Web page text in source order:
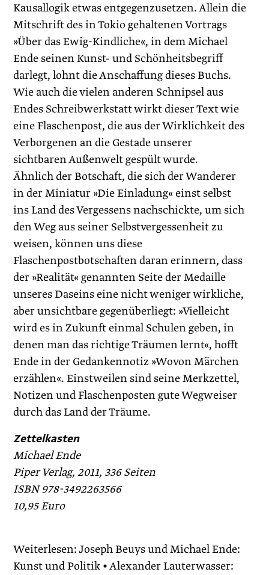
Kausallogik etwas entgegenzusetzen. Allein die
Mitschrift des in Tokio gehaltenen Vortrags
»Über das Ewig-Kindliche«, in dem Michael
Ende seinen Kunst- und Schönheitsbegriff
darlegt, lohnt die Anschaffung dieses Buchs.
Wie auch die vielen anderen Schnipsel aus
Endes Schreibwerkstatt wirkt dieser Text wie
eine Flaschenpost, die aus der Wirklichkeit des
Verborgenen an die Gestade unserer
sichtbaren Außenwelt gespült wurde.
Ähnlich der Botschaft, die sich der Wanderer
in der Miniatur »Die Einladung« einst selbst
ins Land des Vergessens nachschickte, um sich
den Weg aus seiner Selbstvergessenheit zu
weisen, können uns diese
Flaschenpostbotschaften daran erinnern, dass
der »Realität« genannten Seite der Medaille
unseres Daseins eine nicht weniger wirkliche,
aber unsichtbare gegenüberliegt: »Vielleicht
wird es in Zukunft einmal Schulen geben, in
denen man das richtige Träumen lernt«, hofft
Ende in der Gedankennotiz »Wovon Märchen
erzählen«. Einstweilen sind seine Merkzettel,
Notizen und Flaschenposten gute Wegweiser
durch das Land der Träume.
Zettelkasten
Michael Ende
Piper Verlag, 2011, 336 Seiten
ISBN 978-3492263566
10,95 Euro
Weiterlesen: Joseph Beuys und Michael Ende:
Kunst und Politik • Alexander Lauterwasser: